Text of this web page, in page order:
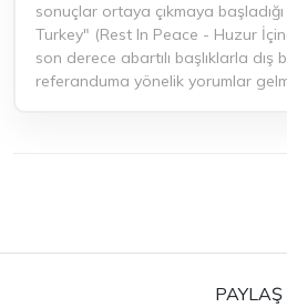
sonuçlar ortaya çıkmaya
Turkey" (Rest In Peace - Huzur
son derece abartılı başlıklarla dış
referanduma yönelik yorumlar
PAYLAŞ